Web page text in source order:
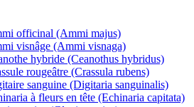
officinal (Ammi majus)
visnâge (Ammi visnaga)
hybride (Ceanothus hybridus)
rougeâtre (Crassula rubens)
sanguine (Digitaria sanguinalis)
à fleurs en tête (Echinaria capitata)